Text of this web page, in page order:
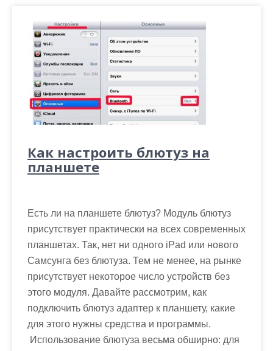
Как настроить блютуз на
планшете
Есть ли на планшете блютуз? Модуль блютуз
присутствует практически на всех современных
планшетах. Так, нет ни одного iPad или нового
Самсунга без блютуза. Тем не менее, на рынке
присутствует некоторое число устройств без
этого модуля. Давайте рассмотрим, как
подключить блютуз адаптер к планшету, какие
для этого нужны средства и программы.
Использование блютуза весьма обширно: для